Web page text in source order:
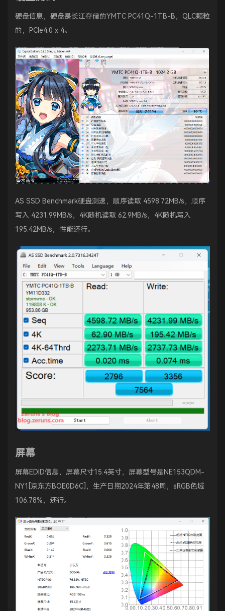
硬盘信息，硬盘是长江存储的YMTC PC41Q-1TB-B，QLC颗粒
的，PCIe4.0 x 4。
AS SSD Benchmark硬盘测速，顺序读取 4598.72MB/s，顺序
写入 4231.99MB/s，4K随机读取 62.9MB/s，4K随机写入
195.42MB/s，性能还行。
屏幕
屏幕EDID信息，屏幕尺寸15.4英寸，屏幕型号是NE153QDM-
NY1[京东方BOE0D6C]，生产日期2024年第48周，sRGB色域
106.78%，还行。